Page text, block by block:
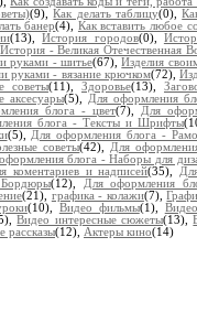
(9),Как делать таблицу(0),
банер(4), Как вставить любое
(13),История городов(0),
История - Великая Отечественная
руками - шитье(67),Изделия
руками - вязание крючком(72),
советы(11), Здоровье(13),
аксесуары(5), Для оформления
блога - цвет(7), Для
блога - Тексты и Шрифты
(5), Для оформления блога -
советы(42), Для
блога - Наборы для
коментариев и надписей(35),
(12), Для оформления
(21), графика - колажи(7),
(10), Видео фильмы(1),
Видео интересные сюжеты(13),
рассказы(12), Актеры кино(14)